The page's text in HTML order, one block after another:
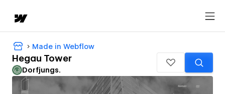
Made in Webflow
Hegau Tower
Dorfjungs.